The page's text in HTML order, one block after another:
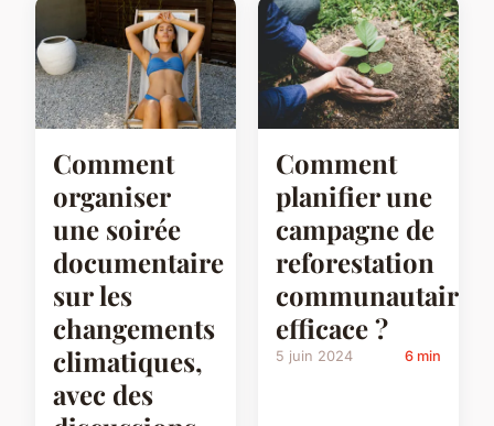
Comment
organiser
une soirée
documentaire
sur les
changements
climatiques,
avec des
Comment
planifier une
campagne de
reforestation
communautaire
efficace ?
5 juin 2024 6 min